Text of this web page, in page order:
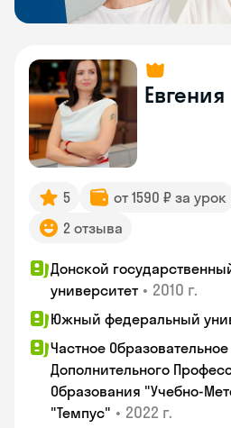
Евгения
5 от 1590 ₽ за урок
2 отзыва
Донской
университет • 2010 г.
Южный федеральный
Частное
Дополнительного
Образования "Учебно-
"Темпус" • 2022 г.